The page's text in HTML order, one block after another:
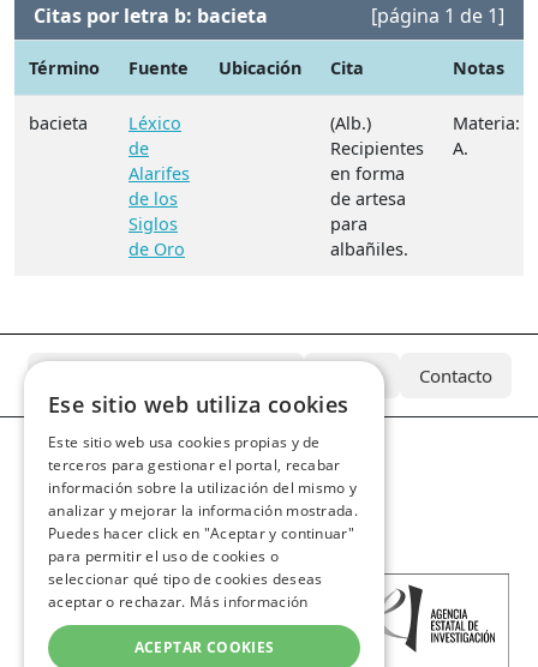
Citas por letra b: bacieta
[página 1 de 1]
Término Fuente Ubicación Cita Notas
bacieta
Léxico
de
Alarifes
de los
Siglos
de Oro
(Alb.)
Recipientes
en forma
de artesa
para
albañiles.
Materia:
A.
Equipo Contacto
Ese sitio web utiliza cookies
Este sitio web usa cookies propias y de
terceros para gestionar el portal, recabar
información sobre la utilización del mismo y
analizar y mejorar la información mostrada.
Puedes hacer click en "Aceptar y continuar"
para permitir el uso de cookies o
seleccionar qué tipo de cookies deseas
aceptar o rechazar. Más información
ACEPTAR COOKIES